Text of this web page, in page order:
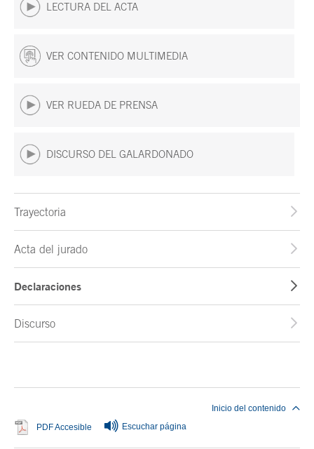
LECTURA DEL ACTA
VER CONTENIDO MULTIMEDIA
VER RUEDA DE PRENSA
DISCURSO DEL GALARDONADO
Trayectoria
Acta del jurado
Declaraciones
Discurso
PDF Accesible Se abre en ventana nueva
Escuchar página
Inicio del contenido